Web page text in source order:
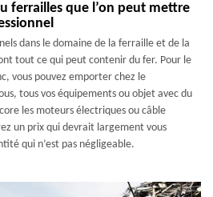
ferrailles que l’on peut mettre
dans le domaine de la ferraille et de la
tout ce qui peut contenir du fer. Pour le
vous pouvez emporter chez le
tous vos équipements ou objet avec du
les moteurs électriques ou câble
un prix qui devrait largement vous
qui n’est pas négligeable.